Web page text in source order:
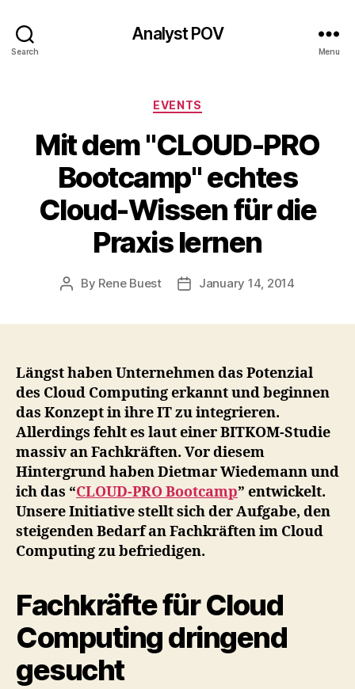
Search
Analyst POV
Menu
Categories
EVENTS
Mit dem "CLOUD-PRO
Bootcamp" echtes
Cloud-Wissen für die
Praxis lernen
Post
By Rene Buest
PostJanuary 14, 2014
Längst haben Unternehmen das Potenzial
des Cloud Computing erkannt und beginnen
das Konzept in ihre IT zu integrieren.
Allerdings fehlt es laut einer BITKOM-Studie
massiv an Fachkräften. Vor diesem
Hintergrund haben Dietmar Wiedemann und
ich das “CLOUD-PRO Bootcamp” entwickelt.
Unsere Initiative stellt sich der Aufgabe, den
steigenden Bedarf an Fachkräften im Cloud
Computing zu befriedigen.
Fachkräfte für Cloud
Computing dringend
gesucht